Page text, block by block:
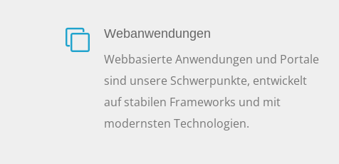
Webanwendungen
Webbasierte Anwendungen und Portale
sind unsere Schwerpunkte, entwickelt
auf stabilen Frameworks und mit
modernsten Technologien.